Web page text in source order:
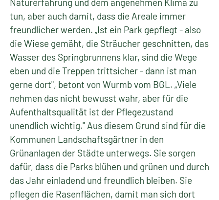
tun, aber auch damit, dass die Areale immer
freundlicher werden. „Ist ein Park gepflegt - also
die Wiese gemäht, die Sträucher geschnitten, das
Wasser des Springbrunnens klar, sind die Wege
eben und die Treppen trittsicher - dann ist man
gerne dort", betont von Wurmb vom BGL. „Viele
nehmen das nicht bewusst wahr, aber für die
Aufenthaltsqualität ist der Pflegezustand
unendlich wichtig." Aus diesem Grund sind für die
Kommunen Landschaftsgärtner in den
Grünanlagen der Städte unterwegs. Sie sorgen
dafür, dass die Parks blühen und grünen und durch
das Jahr einladend und freundlich bleiben. Sie
pflegen die Rasenflächen, damit man sich dort